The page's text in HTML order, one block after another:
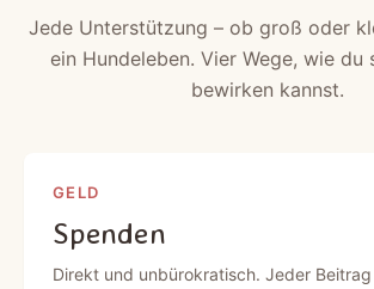
Jede Unterstützung – ob groß oder
ein Hundeleben. Vier Wege, wie
bewirken kannst.
GELD
Spenden
Direkt und unbürokratisch. Jeder